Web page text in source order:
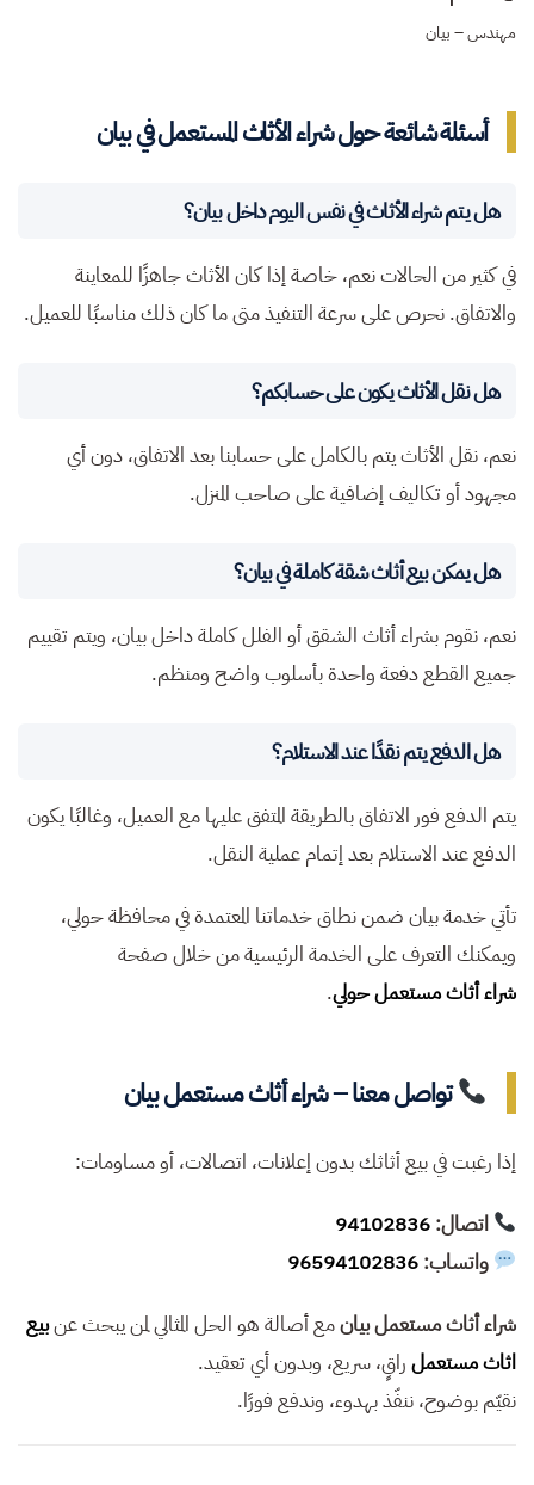
مهندس – بيان
أسئلة شائعة حول شراء الأثاث المستعمل في بيان
هل يتم شراء الأثاث في نفس اليوم داخل بيان؟
في كثير من الحالات نعم، خاصة إذا كان الأثاث جاهزًا للمعاينة
والاتفاق. نحرص على سرعة التنفيذ متى ما كان ذلك مناسبًا للعميل.
هل نقل الأثاث يكون على حسابكم؟
نعم، نقل الأثاث يتم بالكامل على حسابنا بعد الاتفاق، دون أي
مجهود أو تكاليف إضافية على صاحب المنزل.
هل يمكن بيع أثاث شقة كاملة في بيان؟
نعم، نقوم بشراء أثاث الشقق أو الفلل كاملة داخل بيان، ويتم تقييم
جميع القطع دفعة واحدة بأسلوب واضح ومنظم.
هل الدفع يتم نقدًا عند الاستلام؟
يتم الدفع فور الاتفاق بالطريقة المتفق عليها مع العميل، وغالبًا يكون
الدفع عند الاستلام بعد إتمام عملية النقل.
تأتي خدمة بيان ضمن نطاق خدماتنا المعتمدة في محافظة حولي،
ويمكنك التعرف على الخدمة الرئيسية من خلال صفحة
شراء أثاث مستعمل حولي.
تواصل معنا – شراء أثاث مستعمل بيان
إذا رغبت في بيع أثاثك بدون إعلانات، اتصالات، أو مساومات:
اتصال: 94102836
واتساب: 96594102836
شراء أثاث مستعمل بيانمع أصالة هو الحل المثالي لمن يبحث عنبيع
اثاث مستعمل راقٍ، سريع، وبدون أي تعقيد.
نقيّم بوضوح، ننفّذ بهدوء، وندفع فورًا.